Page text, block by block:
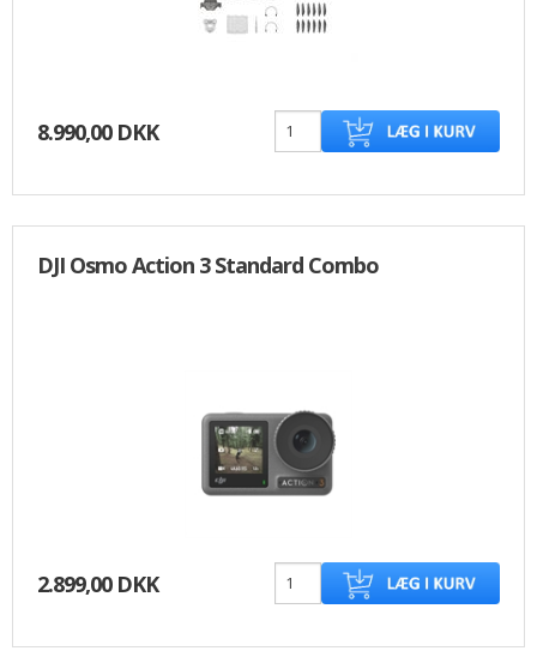
8.990,00 DKK
DJI Osmo Action 3 Standard Combo
2.899,00 DKK